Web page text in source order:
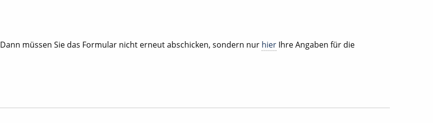
Dann müssen Sie das Formular nicht erneut abschicken, sondern nur hier Ihre Angaben für die